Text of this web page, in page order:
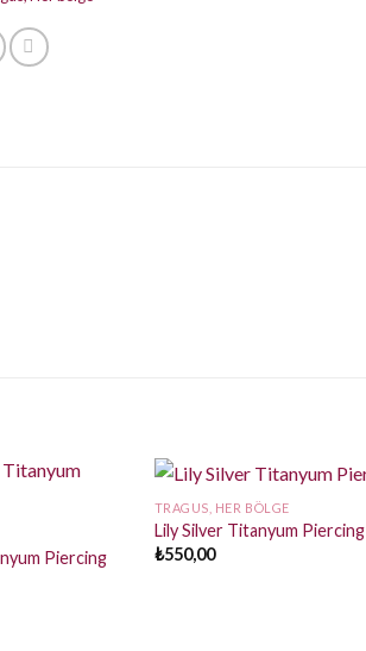
Piercing
TRAGUS, HER BÖLGE
Lily Silver Titanyum Piercing
₺550,00